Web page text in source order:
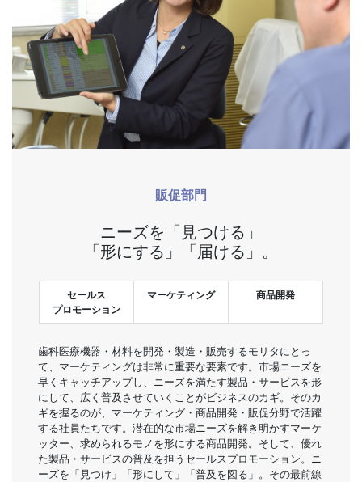
販促部門
ニーズを「見つける」
「形にする」「届ける」。
セールス
プロモーション
マーケティング 商品開発
歯科医療機器・材料を開発・製造・販売するモリタにとっ
て、マーケティングは非常に重要な要素です。市場ニーズを
早くキャッチアップし、ニーズを満たす製品・サービスを形
にして、広く普及させていくことがビジネスのカギ。そのカ
ギを握るのが、マーケティング・商品開発・販促分野で活躍
する社員たちです。潜在的な市場ニーズを解き明かすマーケ
ッター、求められるモノを形にする商品開発。そして、優れ
た製品・サービスの普及を担うセールスプロモーション。ニ
ーズを「見つけ」「形にして」「普及を図る」。その最前線